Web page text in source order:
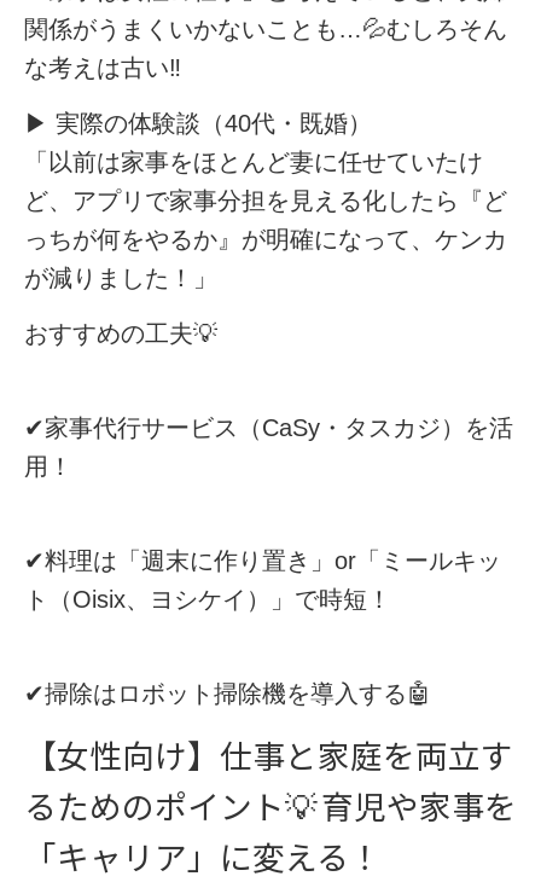
関係がうまくいかないことも…💦むしろそん
な考えは古い‼️
▶︎ 実際の体験談（40代・既婚）
「以前は家事をほとんど妻に任せていたけ
ど、アプリで家事分担を見える化したら『ど
っちが何をやるか』が明確になって、ケンカ
が減りました！」
おすすめの工夫💡
✔︎家事代行サービス（CaSy・タスカジ）を活
用！
✔︎料理は「週末に作り置き」or「ミールキッ
ト（Oisix、ヨシケイ）」で時短！
✔︎掃除はロボット掃除機を導入する🤖
【女性向け】仕事と家庭を両立す
るためのポイント💡育児や家事を
「キャリア」に変える！